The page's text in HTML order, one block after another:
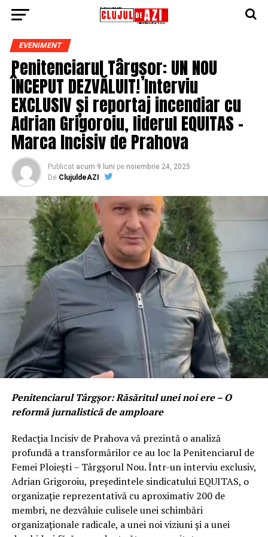
EVENIMENT
Penitenciarul Târgșor: UN NOU
ÎNCEPUT DEZVĂLUIT! Interviu
EXCLUSIV și reportaj incendiar cu
Adrian Grigoroiu, liderul EQUITAS –
Marca Incisiv de Prahova
Publicat acum 9 luni pe noiembrie 24, 2025
De ClujuldeAZI
Penitenciarul Târgșor: Răsăritul unei noi ere – O
reformă jurnalistică de amploare
Redacția Incisiv de Prahova vă prezintă o analiză
profundă a transformărilor ce au loc la Penitenciarul de
Femei Ploiești – Târgșorul Nou. Într-un interviu exclusiv,
Adrian Grigoroiu, președintele sindicatului EQUITAS, o
organizație reprezentativă cu aproximativ 200 de
membri, ne dezvăluie culisele unei schimbări
organizaționale radicale, a unei noi viziuni și a unei